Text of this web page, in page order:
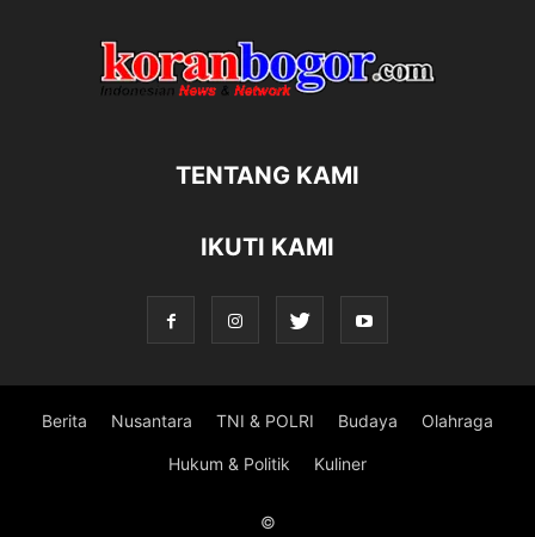
TENTANG KAMI
IKUTI KAMI
Berita Nusantara TNI & POLRI Budaya Olahraga
Hukum & Politik Kuliner
©